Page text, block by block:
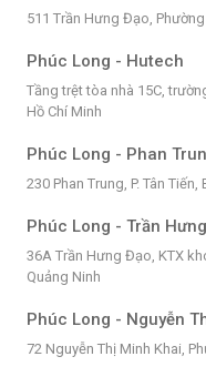
511 Trần Hưng Đạo,
Phúc Long - Hutech
Tầng trệt tòa nhà 15C,
Hồ Chí Minh
Phúc Long - Phan
230 Phan Trung, P. Tân
Phúc Long - Trần
36A Trần Hưng Đạo, KTX
Quảng Ninh
Phúc Long - Nguyễn
72 Nguyễn Thị Minh Khai,